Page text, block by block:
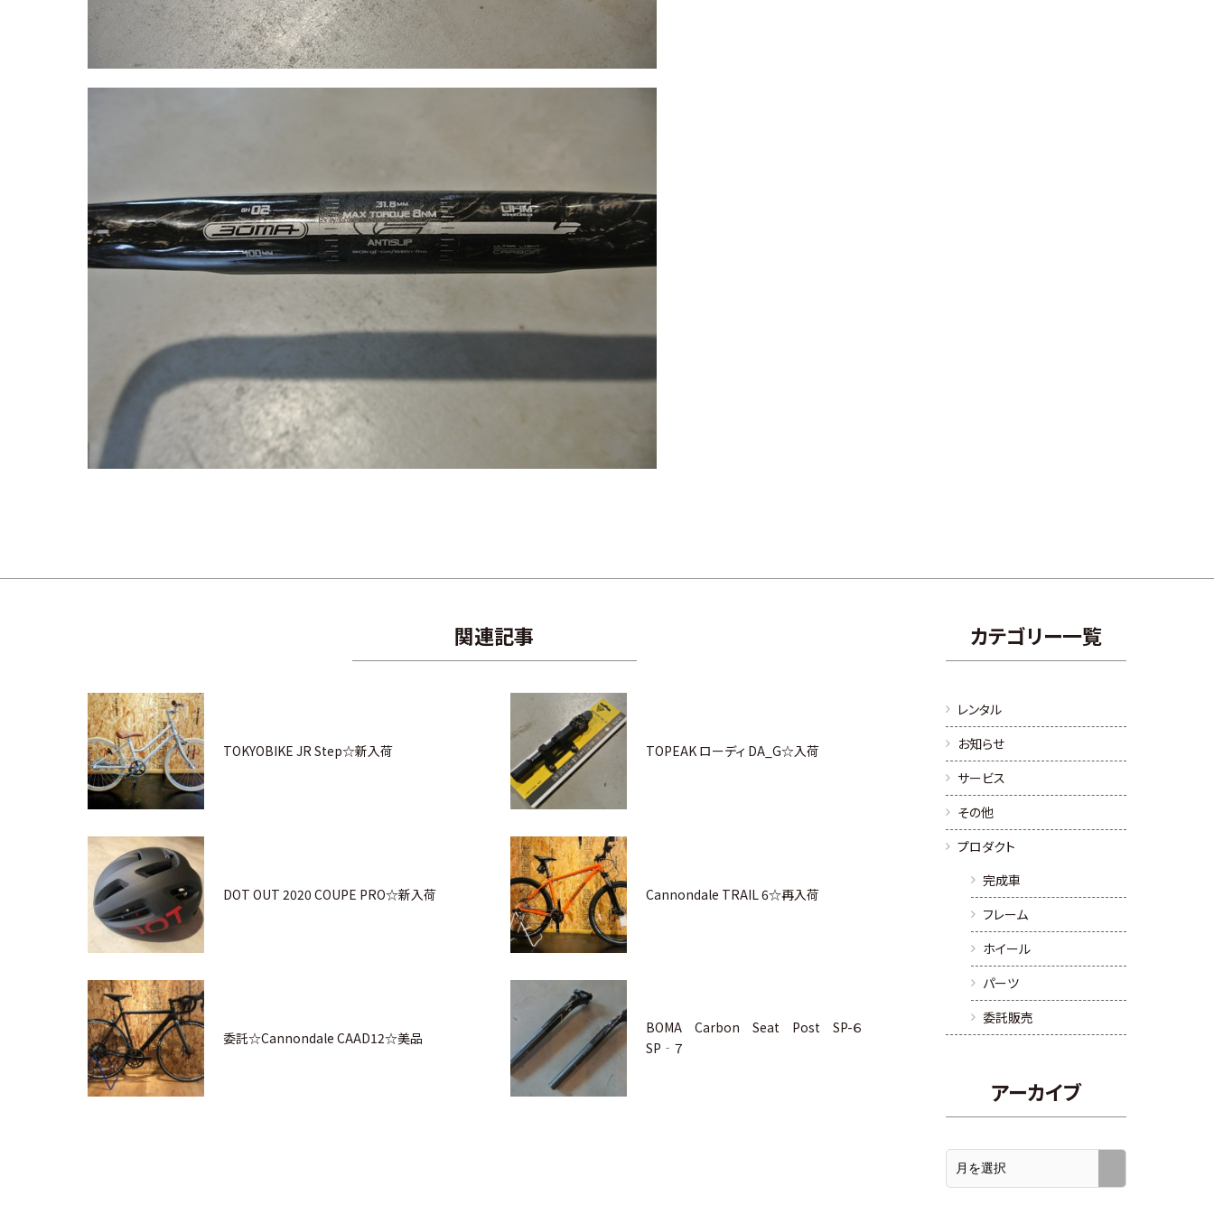
関連記事
TOKYOBIKE JR Step☆新入荷 TOPEAK ローディ DA_G☆入荷
DOT OUT 2020 COUPE PRO☆新入荷 Cannondale TRAIL 6☆再入荷
委託☆Cannondale CAAD12☆美品
BOMA Carbon Seat Post SP-６
SP‐７
カテゴリー一覧
レンタル
お知らせ
サービス
その他
プロダクト
完成車
フレーム
ホイール
パーツ
委託販売
アーカイブ